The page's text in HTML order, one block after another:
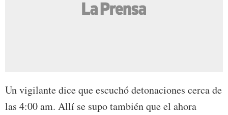
Un vigilante dice que escuchó detonaciones cerca de
las 4:00 am. Allí se supo también que el ahora